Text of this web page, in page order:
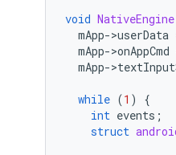
void
mApp->userData
mApp->onAppCmd
mApp->
while (1 )
{
int events ;
struct